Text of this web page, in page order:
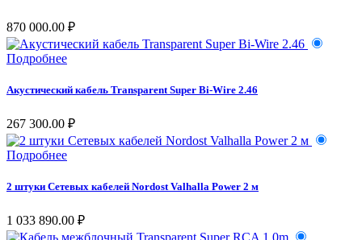
870 000.00 ₽
Подробнее
Акустический кабель Transparent Super Bi-Wire 2.46
267 300.00 ₽
Подробнее
2 штуки Сетевых кабелей Nordost Valhalla Power 2 м
1 033 890.00 ₽